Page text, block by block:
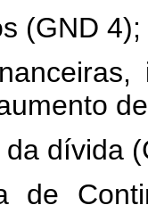
(GND 4);
dívida
de